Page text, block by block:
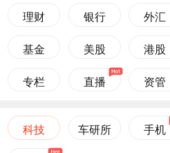
理财 银行 外汇
基金 美股 港股
专栏 直播 资管
科技 车研所 手机